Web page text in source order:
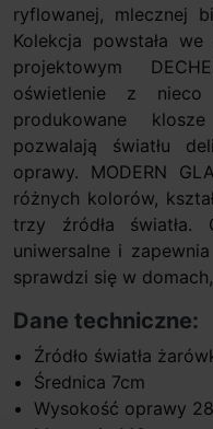
ryflowanej, mlecznej
Kolekcja powstała
projektowym
oświetlenie z nieco
produkowane
pozwalają światłu
oprawy. MODERN
różnych kolorów,
trzy źródła światła.
uniwersalne i
sprawdzi się w
Dane techniczne:
Źródło światła
Średnica 7cm
Wysokość oprawy